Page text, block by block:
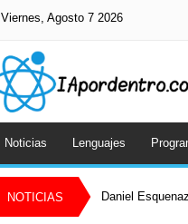
Viernes, Agosto 7 2026
Noticias Lenguajes
NOTICIAS Daniel